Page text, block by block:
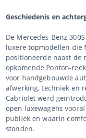
Geschiedenis en
De Mercedes-Benz
luxere topmodellen die
positioneerde naast de
opkomende Ponton-
voor handgebouwde
afwerking, techniek en
Cabriolet werd
open luxewagens
publiek en waarin
stonden.